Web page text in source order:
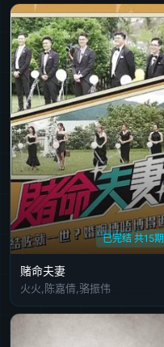
已完结 共15期
赌命夫妻
火火,陈嘉倩,骆振伟